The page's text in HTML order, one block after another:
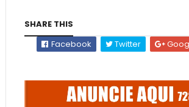
SHARE THIS
Facebook
Twitter